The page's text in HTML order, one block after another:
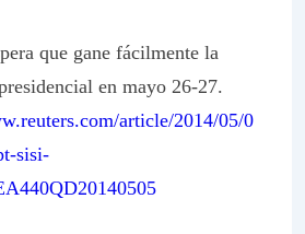
que gane fácilmente la
en mayo 26-27.
article/2014/05/0
sisi-